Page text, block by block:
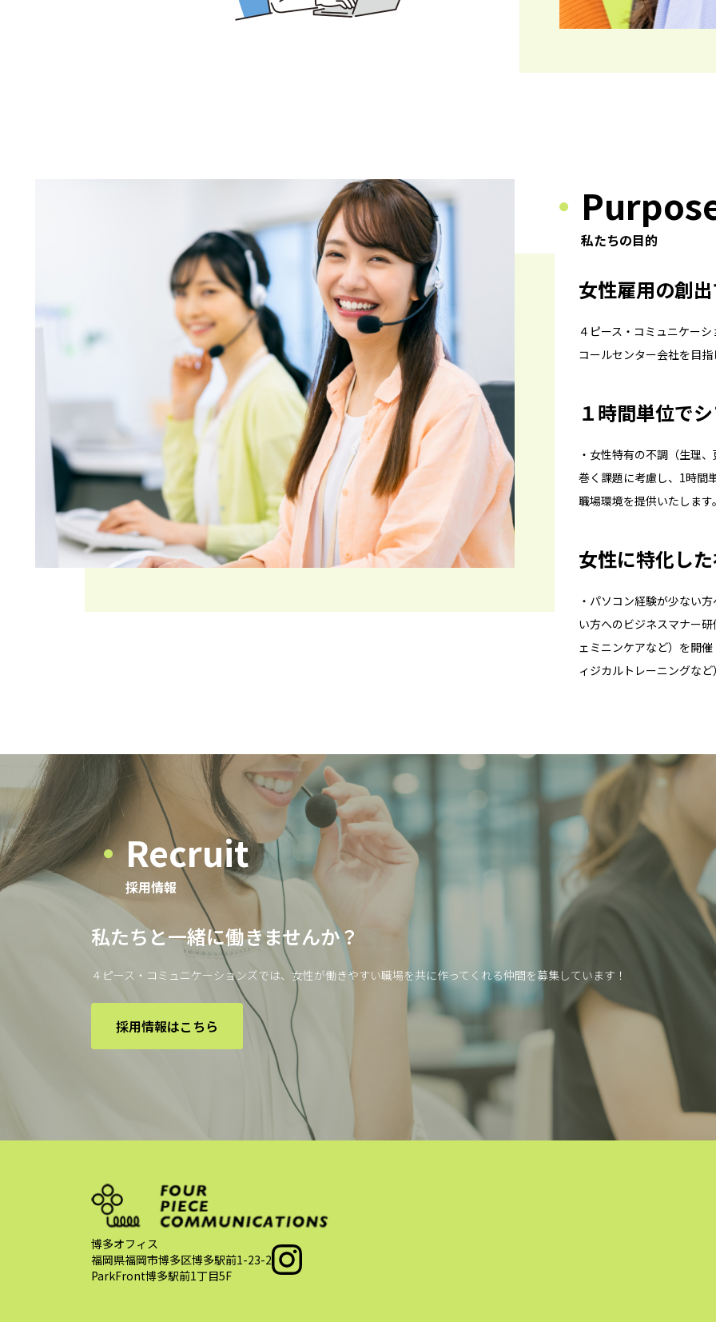
私たちの目的
女性雇用の創
４ピース・コミュニケー
コールセンター会社を目
１時間単位で
・女性特有の不調（生理
巻く課題に考慮し、1時間
職場環境を提供いたします
女性に特化し
・パソコン経験が少ない
い方へのビジネスマナー
ェミニンケアなど）を開
ィジカルトレーニングな
Recruit
採用情報
私たちと一緒に働きませんか？
４ピース・コミュニケーションズでは、女性が働きやすい職場を共に作ってくれる仲間を募集しています！
採用情報はこちら
博多オフィス
福岡県福岡市博多区博多駅前1-23-2
ParkFront博多駅前1丁目5F